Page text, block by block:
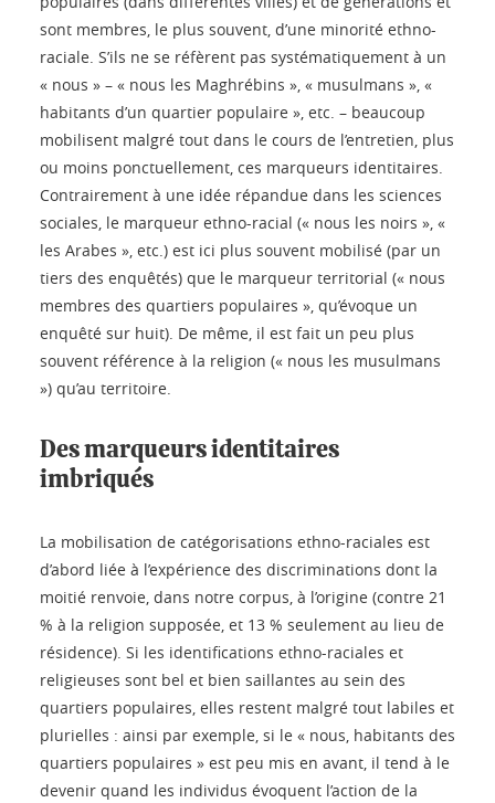
sont membres, le plus souvent, d’une minorité ethno-
raciale. S’ils ne se réfèrent pas systématiquement à un
« nous » – « nous les Maghrébins », « musulmans », «
habitants d’un quartier populaire », etc. – beaucoup
mobilisent malgré tout dans le cours de l’entretien, plus
ou moins ponctuellement, ces marqueurs identitaires.
Contrairement à une idée répandue dans les sciences
sociales, le marqueur ethno-racial (« nous les noirs », «
les Arabes », etc.) est ici plus souvent mobilisé (par un
tiers des enquêtés) que le marqueur territorial (« nous
membres des quartiers populaires », qu’évoque un
enquêté sur huit). De même, il est fait un peu plus
souvent référence à la religion (« nous les musulmans
») qu’au territoire.
Des marqueurs identitaires
imbriqués
La mobilisation de catégorisations ethno-raciales est
d’abord liée à l’expérience des discriminations dont la
moitié renvoie, dans notre corpus, à l’origine (contre 21
% à la religion supposée, et 13 % seulement au lieu de
résidence). Si les identifications ethno-raciales et
religieuses sont bel et bien saillantes au sein des
quartiers populaires, elles restent malgré tout labiles et
plurielles : ainsi par exemple, si le « nous, habitants des
quartiers populaires » est peu mis en avant, il tend à le
devenir quand les individus évoquent l’action de la